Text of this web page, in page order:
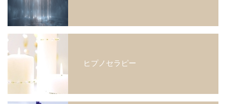
ヒプノセラピー